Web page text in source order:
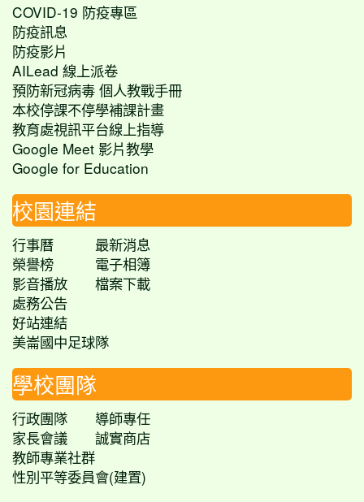
COVID-19 防疫專區
防疫訊息
防疫影片
AILead 線上派卷
預防新冠病毒 個人教戰手冊
本校停課不停學補課計畫
教育處視訊平台線上指導
Google Meet 影片教學
Google for Education
校園連結
行事曆
最新消息
榮譽榜
電子相簿
影音播放
檔案下載
處務公告
好站連結
美崙國中足球隊
學校團隊
行政團隊
導師專任
家長會議
誠實商店
教師專業社群
性別平等委員會(建置)